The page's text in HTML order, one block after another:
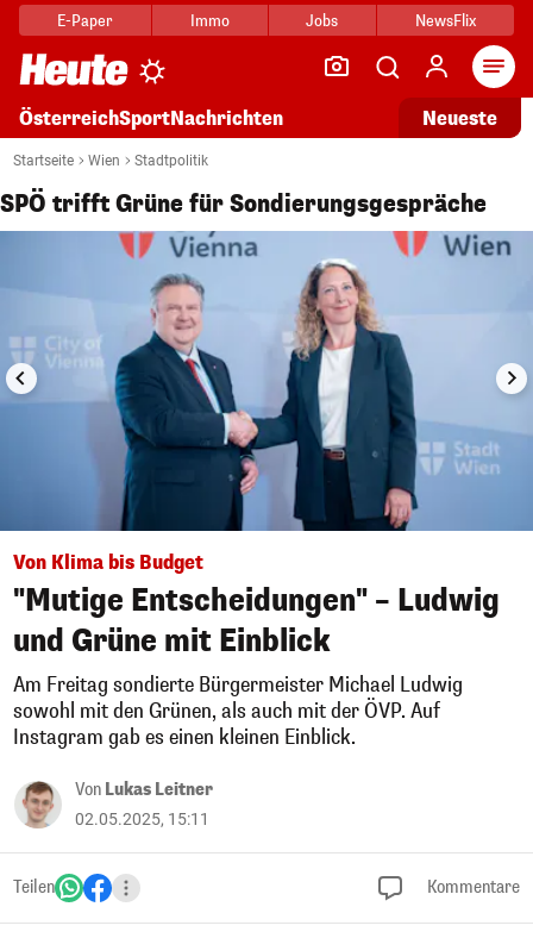
E-Paper Immo Jobs NewsFlix
ÖsterreichSportNachrichten Neueste
Startseite Wien Stadtpolitik
SPÖ trifft Grüne für Sondierungsgespräche
1/5
Von Klima bis Budget
"Mutige Entscheidungen" – Ludwig
und Grüne mit Einblick
Am Freitag sondierte Bürgermeister Michael Ludwig
sowohl mit den Grünen, als auch mit der ÖVP. Auf
Instagram gab es einen kleinen Einblick.
Von Lukas Leitner
02.05.2025, 15:11
Teilen Kommentare